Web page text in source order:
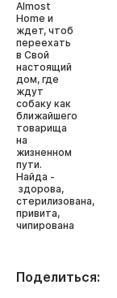
Almost
Home и
ждет, чтоб
переехать
в Свой
настоящий
дом, где
ждут
собаку как
ближайшего
товарища
на
жизненном
пути.
Найда -
здорова,
стерилизована,
привита,
чипирована
Поделиться: